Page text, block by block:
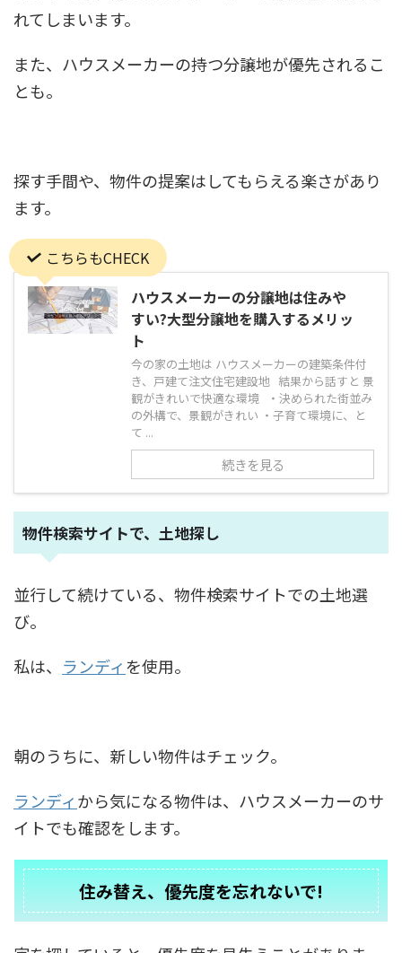
れてしまいます。
また、ハウスメーカーの持つ分譲地が優先されるこ
とも。
探す手間や、物件の提案はしてもらえる楽さがあり
ます。
こちらもCHECK
ハウスメーカーの分譲地は住みや
すい?大型分譲地を購入するメリッ
ト
今の家の土地は ハウスメーカーの建築条件付
き、戸建て注文住宅建設地 結果から話すと 景
観がきれいで快適な環境 ・決められた街並み
の外構で、景観がきれい ・子育て環境に、と
て ...
続きを見る
物件検索サイトで、土地探し
並行して続けている、物件検索サイトでの土地選
び。
私は、 ランディを使用。
朝のうちに、新しい物件はチェック。
ランディから気になる物件は、ハウスメーカーのサ
イトでも確認をします。
住み替え、優先度を忘れないで!